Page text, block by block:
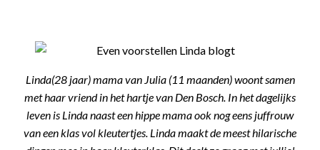
Linda(28 jaar) mama van Julia (11 maanden) woont samen
met haar vriend in het hartje van Den Bosch. In het dagelijks
leven is Linda naast een hippe mama ook nog eens juffrouw
van een klas vol kleutertjes. Linda maakt de meest hilarische